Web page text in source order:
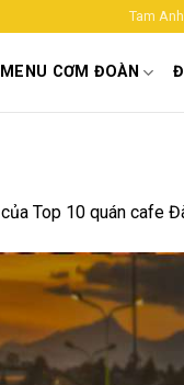
Tam
MENU CƠM ĐOÀN
Top 10 quán cafe